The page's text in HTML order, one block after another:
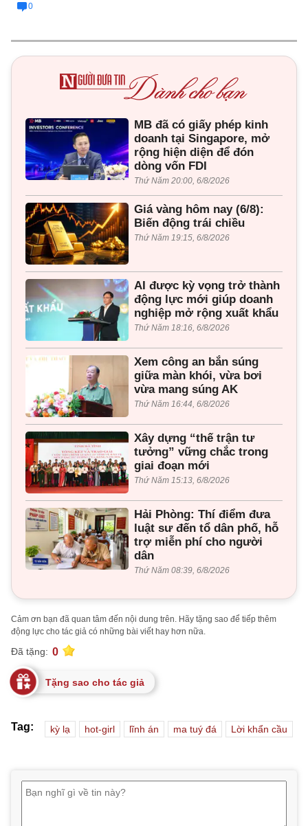
0
MB đã có giấy phép kinh
doanh tại Singapore, mở
rộng hiện diện để đón
dòng vốn FDI
Thứ Năm 20:00, 6/8/2026
Giá vàng hôm nay (6/8):
Biến động trái chiều
Thứ Năm 19:15, 6/8/2026
AI được kỳ vọng trở thành
động lực mới giúp doanh
nghiệp mở rộng xuất khẩu
Thứ Năm 18:16, 6/8/2026
Xem công an bắn súng
giữa màn khói, vừa bơi
vừa mang súng AK
Thứ Năm 16:44, 6/8/2026
Xây dựng “thế trận tư
tưởng” vững chắc trong
giai đoạn mới
Thứ Năm 15:13, 6/8/2026
Hải Phòng: Thí điểm đưa
luật sư đến tổ dân phố, hỗ
trợ miễn phí cho người
dân
Thứ Năm 08:39, 6/8/2026
Cảm ơn bạn đã quan tâm đến nội dung trên. Hãy tặng sao để tiếp thêm
động lực cho tác giả có những bài viết hay hơn nữa.
Đã tặng: 0
Tặng sao cho tác giả
Tag: kỳ lạ hot-girl lĩnh án ma tuý đá Lời khẩn cầu